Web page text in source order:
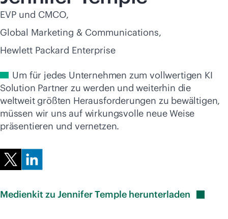
Jetzt kaufen
EVP und CMCO,
Global Marketing & Communications,
Hewlett Packard Enterprise
Um für jedes Unternehmen zum vollwertigen KI
Solution Partner zu werden und weiterhin die
weltweit größten Herausforderungen zu bewältigen,
müssen wir uns auf wirkungsvolle neue Weise
präsentieren und vernetzen.
Medienkit zu Jennifer Temple herunterladen